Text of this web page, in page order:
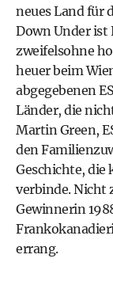
neues Land für
Down Under ist
zweifelsohne
heuer beim
abgegebenen
Länder, die
Martin Green,
den
Geschichte, die
verbinde. Nicht
Gewinnerin
errang.